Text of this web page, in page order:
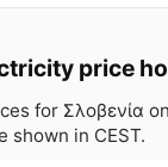
price
for Σλοβενία
shown in CEST.